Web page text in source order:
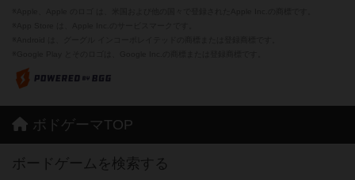
ボドゲーマTOP
ボードゲームを検索する